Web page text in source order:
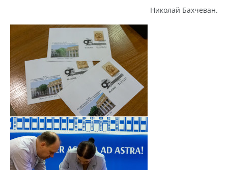
Николай Бахчеван.